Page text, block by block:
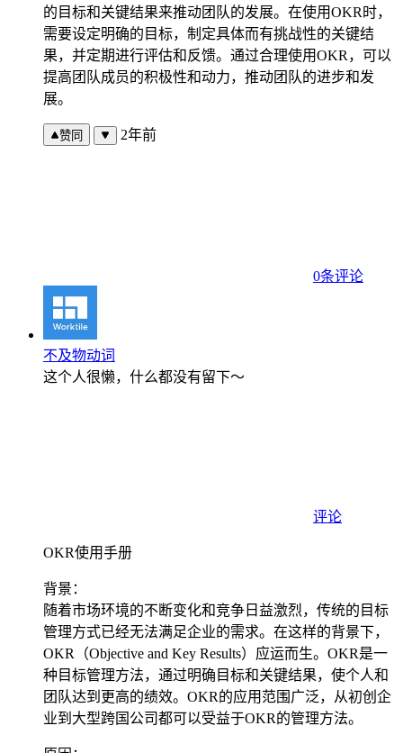
的目标和关键结果来推动团队的发展。在使用OKR时，
需要设定明确的目标，制定具体而有挑战性的关键结
果，并定期进行评估和反馈。通过合理使用OKR，可以
提高团队成员的积极性和动力，推动团队的进步和发
展。
赞同 2年前
0条评论
不及物动词
这个人很懒，什么都没有留下～
评论
OKR使用手册
背景：
随着市场环境的不断变化和竞争日益激烈，传统的目标
管理方式已经无法满足企业的需求。在这样的背景下，
OKR（Objective and Key Results）应运而生。OKR是一
种目标管理方法，通过明确目标和关键结果，使个人和
团队达到更高的绩效。OKR的应用范围广泛，从初创企
业到大型跨国公司都可以受益于OKR的管理方法。